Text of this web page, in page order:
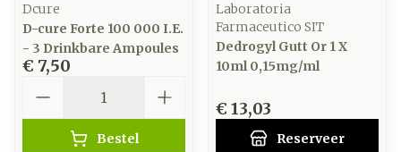
Dcure
D-cure Forte 100 000 I.E.
- 3 Drinkbare Ampoules
€ 7,50
Bestel
Laboratoria
Farmaceutico SIT
Dedrogyl Gutt Or 1 X
10ml 0,15mg/ml
€ 13,03
Reserveer